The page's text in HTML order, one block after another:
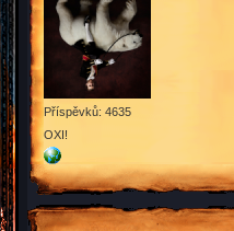
Příspěvků: 4635
OXI!